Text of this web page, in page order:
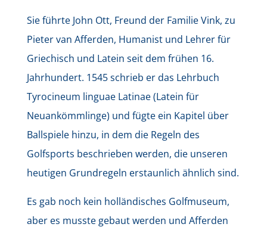
Sie führte John Ott, Freund der Familie Vink, zu
Pieter van Afferden, Humanist und Lehrer für
Griechisch und Latein seit dem frühen 16.
Jahrhundert. 1545 schrieb er das Lehrbuch
Tyrocineum linguae Latinae (Latein für
Neuankömmlinge) und fügte ein Kapitel über
Ballspiele hinzu, in dem die Regeln des
Golfsports beschrieben werden, die unseren
heutigen Grundregeln erstaunlich ähnlich sind.
Es gab noch kein holländisches Golfmuseum,
aber es musste gebaut werden und Afferden